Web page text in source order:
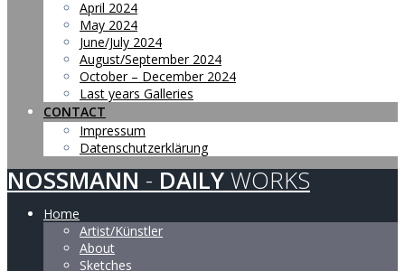
April 2024
May 2024
June/July 2024
August/September 2024
October – December 2024
Last years Galleries
CONTACT
Impressum
Datenschutzerklärung
NOSSMANN - DAILY WORKS
Home
Artist/Künstler
About
Sketches